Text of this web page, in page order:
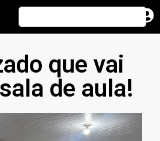
que vai
de aula!